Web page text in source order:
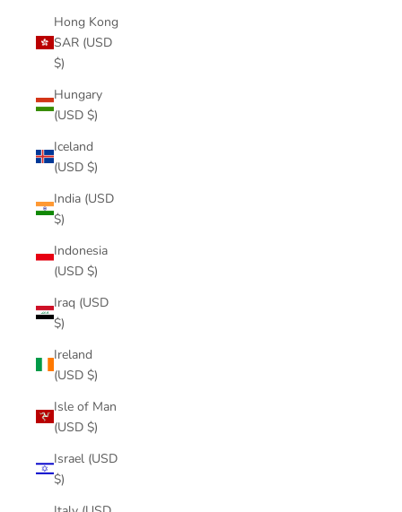
Hong Kong
SAR (USD
$)
Hungary
(USD $)
Iceland
(USD $)
India (USD
$)
Indonesia
(USD $)
Iraq (USD
$)
Ireland
(USD $)
Isle of Man
(USD $)
Israel (USD
$)